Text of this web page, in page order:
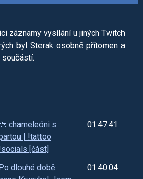
záznamy vysílání u jiných Twitch
byl Sterak osobně přítomen a
🎨 chameleóni s
| !tattoo
[část]
01:47:41
dlouhé době
01:40:04